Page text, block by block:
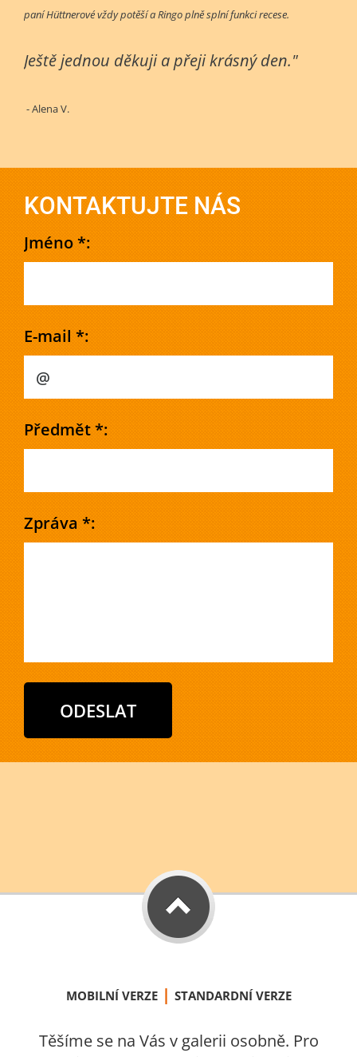
paní Hüttnerové vždy potěší a Ringo plně splní funkci recese.
Ještě jednou děkuji a přeji krásný den."
- Alena V.
KONTAKTUJTE NÁS
Jméno *:
E-mail *:
Předmět *:
Zpráva *:
MOBILNÍ VERZE | STANDARDNÍ VERZE
Těšíme se na Vás v galerii osobně. Pro